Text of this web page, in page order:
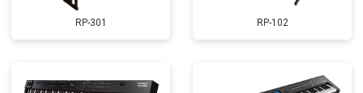
RP-301 RP-102